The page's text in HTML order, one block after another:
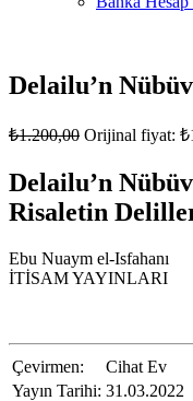
Delailu’n
₺1.200,00 Orijinal fiyat:
Delailu’n
Risaletin
Ebu Nuaym el-Isfahanı
İTİSAM YAYINLARI
Çevirmen:
Cihat Ev
Yayın Tarihi: 31.03.2022